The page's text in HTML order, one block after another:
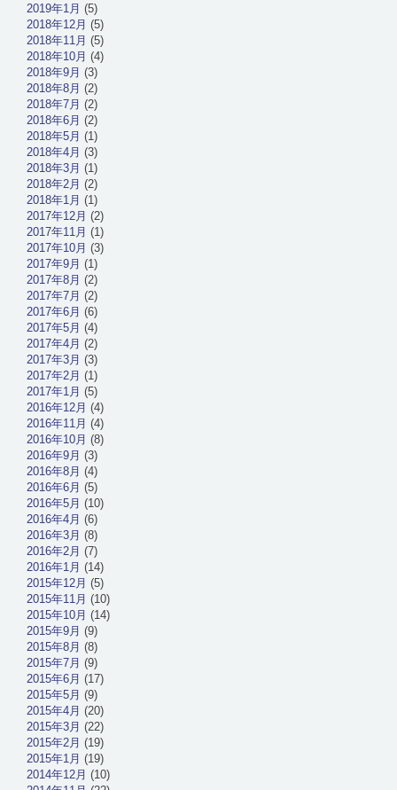
2019年1月 (5)
2018年12月 (5)
2018年11月 (5)
2018年10月 (4)
2018年9月 (3)
2018年8月 (2)
2018年7月 (2)
2018年6月 (2)
2018年5月 (1)
2018年4月 (3)
2018年3月 (1)
2018年2月 (2)
2018年1月 (1)
2017年12月 (2)
2017年11月 (1)
2017年10月 (3)
2017年9月 (1)
2017年8月 (2)
2017年7月 (2)
2017年6月 (6)
2017年5月 (4)
2017年4月 (2)
2017年3月 (3)
2017年2月 (1)
2017年1月 (5)
2016年12月 (4)
2016年11月 (4)
2016年10月 (8)
2016年9月 (3)
2016年8月 (4)
2016年6月 (5)
2016年5月 (10)
2016年4月 (6)
2016年3月 (8)
2016年2月 (7)
2016年1月 (14)
2015年12月 (5)
2015年11月 (10)
2015年10月 (14)
2015年9月 (9)
2015年8月 (8)
2015年7月 (9)
2015年6月 (17)
2015年5月 (9)
2015年4月 (20)
2015年3月 (22)
2015年2月 (19)
2015年1月 (19)
2014年12月 (10)